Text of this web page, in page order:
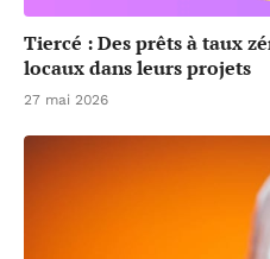
Tiercé : Des prêts à taux
locaux dans leurs projets
27 mai 2026